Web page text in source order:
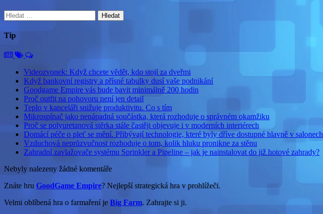
Vyhledávání
Tip
Videozvonek: Když chcete vědět, kdo stojí za dveřmi
Když bankovní registry a přísné tabulky dusí vaše podnikání
Goodgame Empire vás bude bavit minimálně 200 hodin
Proč outfit na pohovoru není jen detail
Teplo v kanceláři snižuje produktivitu. Co s tím
Mikrospínač jako nenápadná součástka, která rozhoduje o správném okamžiku
Proč se polyuretanová stěrka stále častěji objevuje i v moderních interiérech
Domácí péče o pleť se mění. Přibývají technologie, které byly dříve dostupné hlavně v salonech
Vzduchová neprůzvučnost rozhoduje o tom, kolik hluku pronikne za stěnu
Zahradní zavlažovače systému Sprinkler a Pipeline – jak je nainstalovat do již hotové zahrady?
Nebyly nalezeny žádné komentáře
Znáte hru GoodGame Empire? Nejlepší strategická hra v prohlížeči.
Velmi oblíbená hra o farmaření je Big Farm. Zahrajte si ji.